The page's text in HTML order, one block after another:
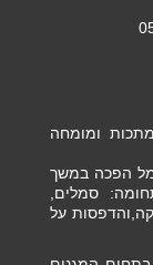
אמן מתכות ומומחה
הסמל הפכה במשך
סמלים,
על